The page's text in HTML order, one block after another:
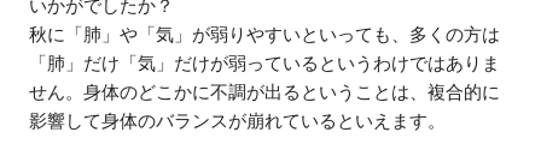
いかがでしたか？
秋に「肺」や「気」が弱りやすいといっても、多くの方は
「肺」だけ「気」だけが弱っているというわけではありま
せん。身体のどこかに不調が出るということは、複合的に
影響して身体のバランスが崩れているといえます。